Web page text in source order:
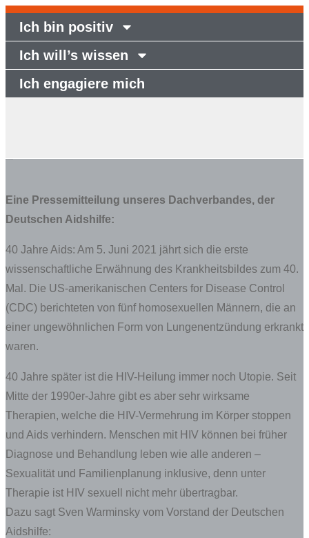
Ich bin positiv
Ich will’s wissen
Ich engagiere mich
Eine Pressemitteilung unseres Dachverbandes, der
Deutschen Aidshilfe:
40 Jahre Aids: Am 5. Juni 2021 jährt sich die erste
wissenschaftliche Erwähnung des Krankheitsbildes zum 40.
Mal. Die US-amerikanischen Centers for Disease Control
(CDC) berichteten von fünf homosexuellen Männern, die an
einer ungewöhnlichen Form von Lungenentzündung erkrankt
waren.
40 Jahre später ist die HIV-Heilung immer noch Utopie. Seit
Mitte der 1990er-Jahre gibt es aber sehr wirksame
Therapien, welche die HIV-Vermehrung im Körper stoppen
und Aids verhindern. Menschen mit HIV können bei früher
Diagnose und Behandlung leben wie alle anderen –
Sexualität und Familienplanung inklusive, denn unter
Therapie ist HIV sexuell nicht mehr übertragbar.
Dazu sagt Sven Warminsky vom Vorstand der Deutschen
Aidshilfe: